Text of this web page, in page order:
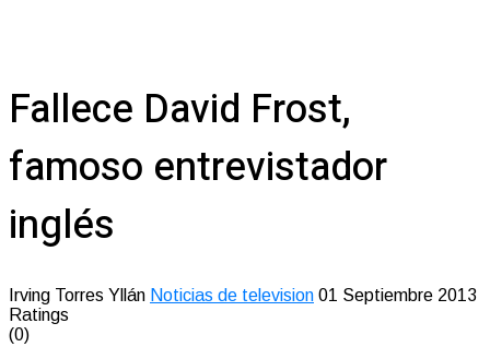
Fallece David Frost,
famoso entrevistador
inglés
Irving Torres Yllán Noticias de television 01 Septiembre 2013
Ratings
(0)